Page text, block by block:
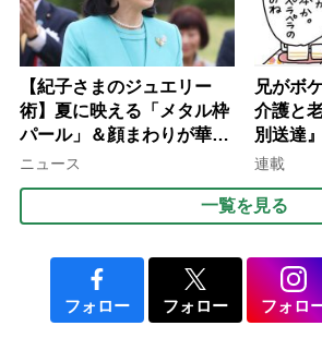
【紀子さまのジュエリー
術】夏に映える「メタル枠
パール」＆顔まわりが華や
ぐ「揺れる一粒」の使い分
ニュース
兄がボ
介護と
別送達
連載
一覧を見る
フォロー フォロー フォロ